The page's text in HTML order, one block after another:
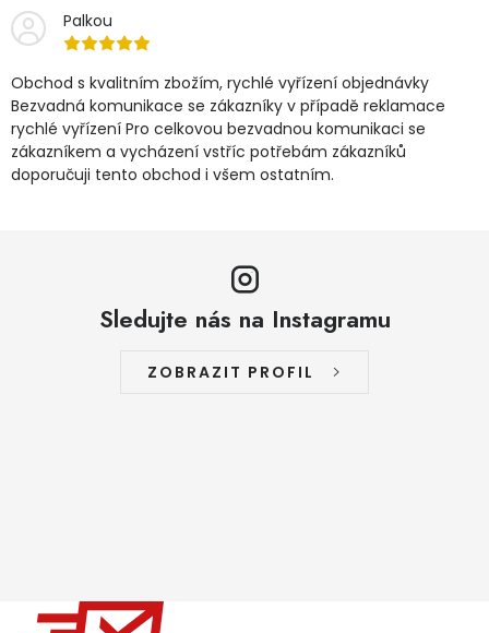
Palkou
Obchod s kvalitním zbožím, rychlé vyřízení objednávky
Bezvadná komunikace se zákazníky v případě reklamace
rychlé vyřízení Pro celkovou bezvadnou komunikaci se
zákazníkem a vycházení vstříc potřebám zákazníků
doporučuji tento obchod i všem ostatním.
Sledujte nás na Instagramu
ZOBRAZIT PROFIL